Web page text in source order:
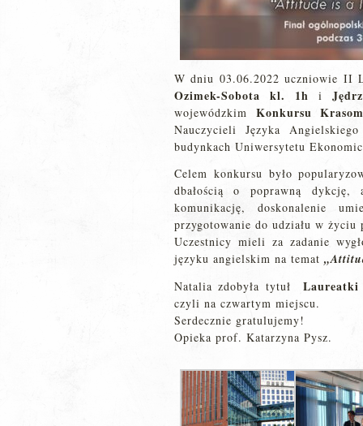
W dniu 03.06.2022 uczniowie II
Ozimek-Sobota kl. 1h i
wojewódzkim Konkursu
Nauczycieli Języka
budynkach Uniwersytetu
Celem konkursu było
dbałością o poprawną
komunikację, doskonalenie
przygotowanie do udziału w życiu
Uczestnicy mieli za zadanie
języku angielskim na temat
Natalia zdobyła tytuł
czyli na czwartym miejscu.
Serdecznie gratulujemy!
Opieka prof. Katarzyna Pysz.